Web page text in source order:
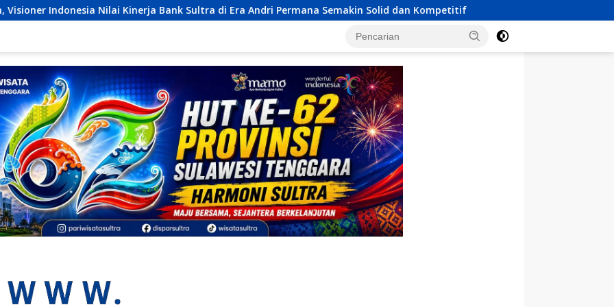
Bank Sultra di Era Andri Permana Semakin Solid dan Kompetitif Pertama Kalinya, Menko Polkam Kumpulkan